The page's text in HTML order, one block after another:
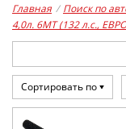
Главная / Поиск по
4,0л. 6MT (132 л.с.,
Сортировать по